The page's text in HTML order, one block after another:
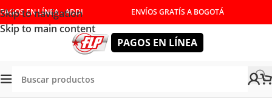
Skip to navigation
Skip to main content
PAGOS EN LÍNEA - ADDI ENVÍOS GRATÍS A BOGOTÁ
PAGOS EN LÍNEA
Tienda/HERRAMIENTAS ELÉCTRICAS